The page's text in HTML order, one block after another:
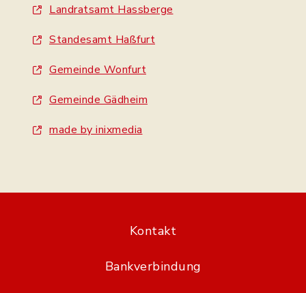
Landratsamt Hassberge
Standesamt Haßfurt
Gemeinde Wonfurt
Gemeinde Gädheim
made by inixmedia
Kontakt
Bankverbindung